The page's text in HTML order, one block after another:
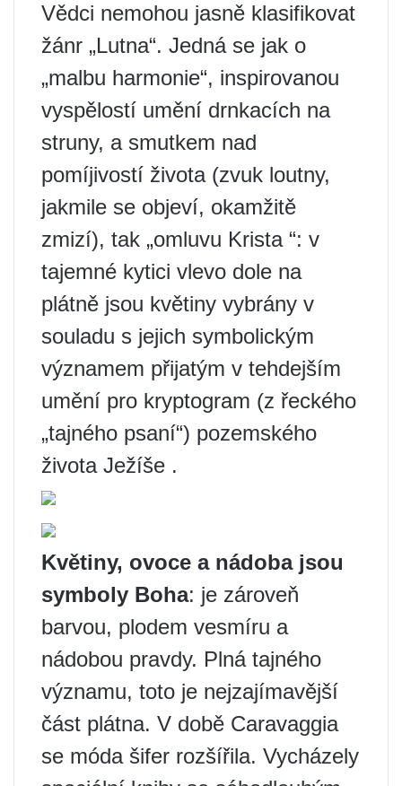
Vědci nemohou jasně klasifikovat
žánr „Lutna“. Jedná se jak o
„malbu harmonie“, inspirovanou
vyspělostí umění drnkacích na
struny, a smutkem nad
pomíjivostí života (zvuk loutny,
jakmile se objeví, okamžitě
zmizí), tak „omluvu Krista “: v
tajemné kytici vlevo dole na
plátně jsou květiny vybrány v
souladu s jejich symbolickým
významem přijatým v tehdejším
umění pro kryptogram (z řeckého
„tajného psaní“) pozemského
života Ježíše .
Květiny, ovoce a nádoba jsou
symboly Boha: je zároveň
barvou, plodem vesmíru a
nádobou pravdy. Plná tajného
významu, toto je nejzajímavější
část plátna. V době Caravaggia
se móda šifer rozšířila. Vycházely